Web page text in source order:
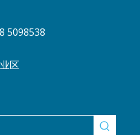
5098538
区